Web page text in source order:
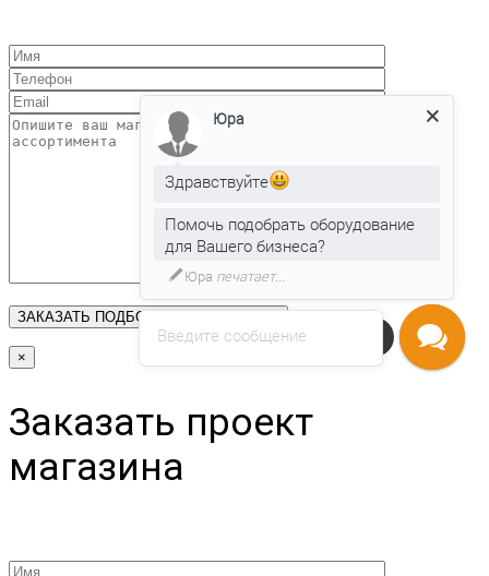
×
Заказать проект
магазина
Напишите нам
Введите сообщение
Юра
Здравствуйте
Помочь подобрать оборудование
для Вашего бизнеса?
Юра печатает...